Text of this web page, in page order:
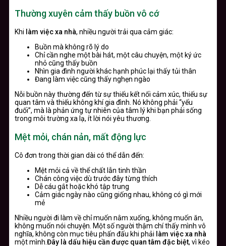
Thường xuyên cảm thấy buồn vô cớ
Khi làm việc xa nhà, nhiều người trải qua cảm giác:
Buồn mà không rõ lý do
Chỉ cần nghe một bài hát, một câu chuyện, một ký ức
nhỏ cũng thấy buồn
Nhìn gia đình người khác hạnh phúc lại thấy tủi thân
Đang làm việc cũng thấy nghẹn ngào
Nỗi buồn này thường đến từ sự thiếu kết nối cảm xúc, thiếu sự
quan tâm và thiếu không khí gia đình. Nó không phải “yếu
đuối”, mà là phản ứng tự nhiên của tâm lý khi bạn phải sống
trong môi trường xa lạ, ít lời nói yêu thương.
Mệt mỏi, chán nản, mất động lực
Cô đơn trong thời gian dài có thể dẫn đến:
Mệt mỏi cả về thể chất lẫn tinh thần
Chán công việc dù trước đây từng thích
Dễ cáu gắt hoặc khó tập trung
Cảm giác ngày nào cũng giống nhau, không có gì mới
mẻ
Nhiều người đi làm về chỉ muốn nằm xuống, không muốn ăn,
không muốn nói chuyện. Một số người thậm chí thấy mình vô
nghĩa, không còn mục tiêu phấn đấu khi phải làm việc xa nhà
một mình.Đây là dấu hiệu cần được quan tâm đặc biệt, vì kéo